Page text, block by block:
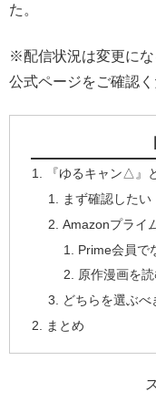
た。
※配信状況は変更に
公式ページをご確認く
『ゆるキャン△』
まず確認したい
Amazonプライ
Prime会員で
原作漫画を
どちらを選ぶべ
まとめ